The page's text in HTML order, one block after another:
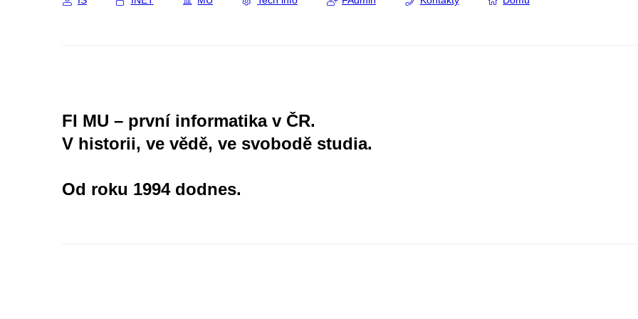
FI MU – první informatika v ČR.
V historii, ve vědě, ve svobodě studia.
Od roku 1994 dodnes.